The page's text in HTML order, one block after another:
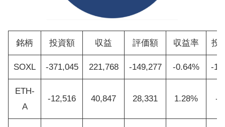
銘柄 投資額 収益 評価額 収益率 投
SOXL -371,045 221,768 -149,277 -0.64% -
ETH-
A
-12,516 40,847 28,331 1.28% -